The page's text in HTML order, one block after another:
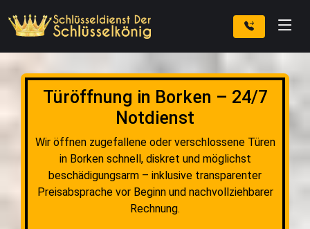
Türöffnung in Borken – 24/7
Notdienst
Wir öffnen zugefallene oder verschlossene Türen
in Borken schnell, diskret und möglichst
beschädigungsarm – inklusive transparenter
Preisabsprache vor Beginn und nachvollziehbarer
Rechnung.